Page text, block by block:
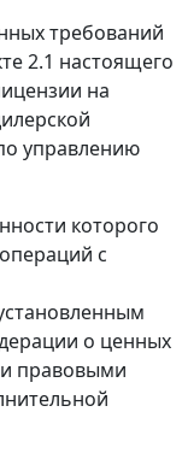
требований
2.1 настоящего
на
управлению
которого
с
о ценных
правовыми